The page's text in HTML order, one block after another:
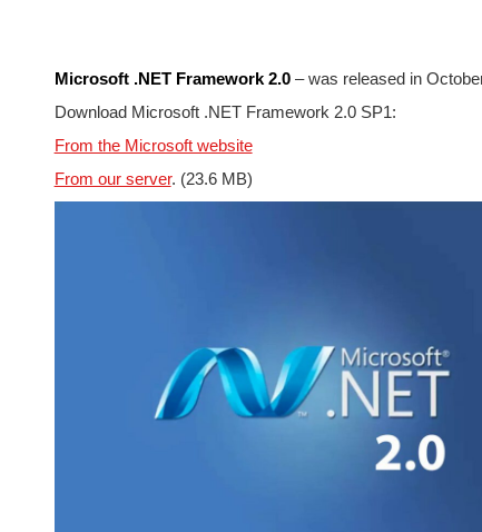
Microsoft .NET Framework 2.0– was released in
Download Microsoft .NET Framework 2.0 SP1:
From the Microsoft website
From our server. (23.6 MB)